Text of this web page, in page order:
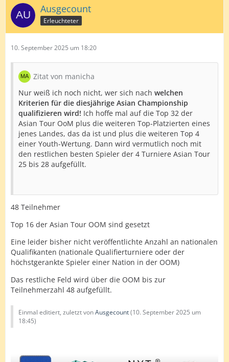
Ausgecount
Erleuchteter
10. September 2025 um 18:20
Zitat von manicha
Nur weiß ich noch nicht, wer sich nach welchen
Kriterien für die diesjährige Asian Championship
qualifizieren wird! Ich hoffe mal auf die Top 32 der
Asian Tour OoM plus die weiteren Top-Platzierten eines
jenes Landes, das da ist und plus die weiteren Top 4
einer Youth-Wertung. Dann wird vermutlich noch mit
den restlichen besten Spieler der 4 Turniere Asian Tour
25 bis 28 aufgefüllt.
48 Teilnehmer
Top 16 der Asian Tour OOM sind gesetzt
Eine leider bisher nicht veröffentlichte Anzahl an nationalen
Qualifikanten (nationale Qualifierturniere oder der
höchstgerankte Spieler einer Nation in der OOM)
Das restliche Feld wird über die OOM bis zur
Teilnehmerzahl 48 aufgefüllt.
Einmal editiert, zuletzt vonAusgecount(10. September 2025 um
18:45)